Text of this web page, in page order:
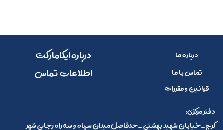
درباره ما
تماس با ما
قوانین و مقررات
​​درباره ایکامارکت
​اطلاعات تماس
کرج_خیابان شهید بهشتی _حدفاصل میدان سپاه و سه راه رجایی شهر
:دفتر مرکزی